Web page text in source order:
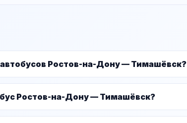
Ростов-на-Дону — Тимашёвск?
Ростов-на-Дону — Тимашёвск?